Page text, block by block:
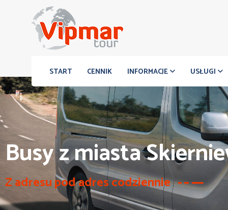
START CENNIK INFORMACJE USŁUGI
Busy z miasta
Z adresu pod adres codziennie